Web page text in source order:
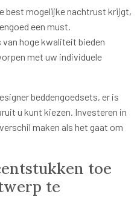
best mogelijke nachtrust krijgt,
een must.
hoge kwaliteit bieden
met uw individuele
beddengoedsets, er is
u kunt kiezen. Investeren in
maken als het gaat om
toe
te